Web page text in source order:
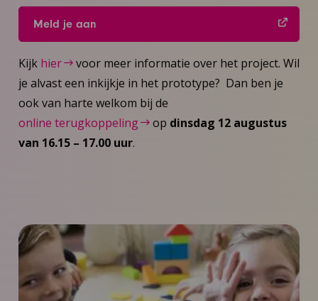
Meld je aan
Kijk hier
voor meer informatie over het project. Wil
je alvast een inkijkje in het prototype? Dan ben je
ook van harte welkom bij de
online terugkoppeling
op dinsdag 12 augustus
van 16.15 – 17.00 uur.